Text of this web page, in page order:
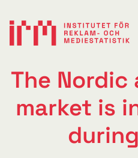
The
market is